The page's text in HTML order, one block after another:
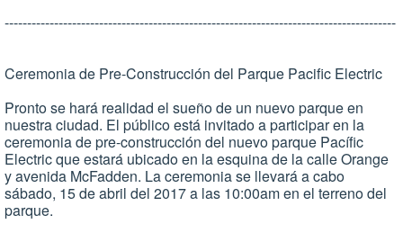
---------------------------------------------------------------------------------------
Ceremonia de Pre-Construcción del Parque Pacific Electric
Pronto se hará realidad el sueño de un nuevo parque en
nuestra ciudad. El público está invitado a participar en la
ceremonia de pre-construcción del nuevo parque Pacífic
Electric que estará ubicado en la esquina de la calle Orange
y avenida McFadden. La ceremonia se llevará a cabo
sábado, 15 de abril del 2017 a las 10:00am en el terreno del
parque.